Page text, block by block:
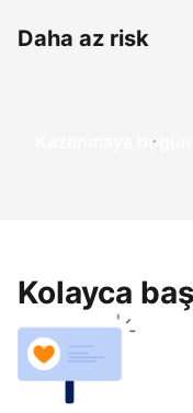
Daha az risk
Kazanmaya
Kolayca